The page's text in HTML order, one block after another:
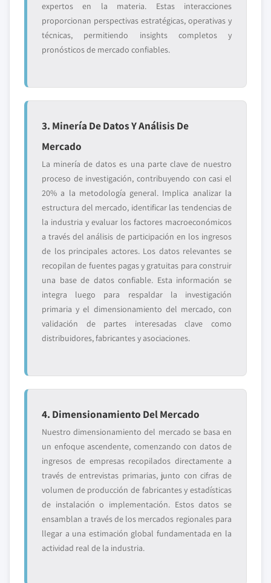
expertos en la materia. Estas interacciones
proporcionan perspectivas estratégicas, operativas y
técnicas, permitiendo insights completos y
pronósticos de mercado confiables.
3. Minería De Datos Y Análisis De
Mercado
La minería de datos es una parte clave de nuestro
proceso de investigación, contribuyendo con casi el
20% a la metodología general. Implica analizar la
estructura del mercado, identificar las tendencias de
la industria y evaluar los factores macroeconómicos
a través del análisis de participación en los ingresos
de los principales actores. Los datos relevantes se
recopilan de fuentes pagas y gratuitas para construir
una base de datos confiable. Esta información se
integra luego para respaldar la investigación
primaria y el dimensionamiento del mercado, con
validación de partes interesadas clave como
distribuidores, fabricantes y asociaciones.
4. Dimensionamiento Del Mercado
Nuestro dimensionamiento del mercado se basa en
un enfoque ascendente, comenzando con datos de
ingresos de empresas recopilados directamente a
través de entrevistas primarias, junto con cifras de
volumen de producción de fabricantes y estadísticas
de instalación o implementación. Estos datos se
ensamblan a través de los mercados regionales para
llegar a una estimación global fundamentada en la
actividad real de la industria.